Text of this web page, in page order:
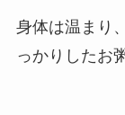
身体は温まり
っかりしたお